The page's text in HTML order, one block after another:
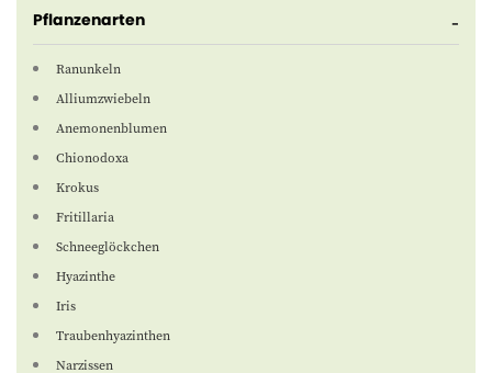
Pflanzenarten
Ranunkeln
Alliumzwiebeln
Anemonenblumen
Chionodoxa
Krokus
Fritillaria
Schneeglöckchen
Hyazinthe
Iris
Traubenhyazinthen
Narzissen